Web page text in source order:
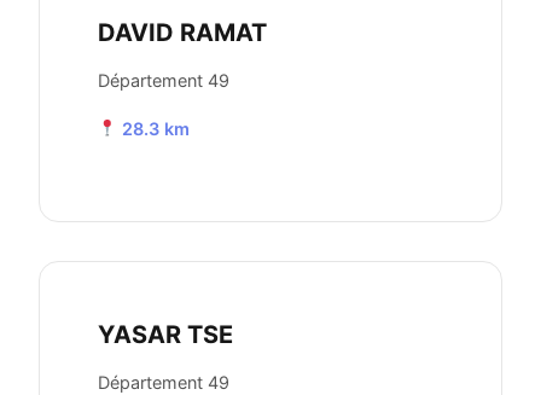
DAVID RAMAT
Département 49
28.3 km
YASAR TSE
Département 49